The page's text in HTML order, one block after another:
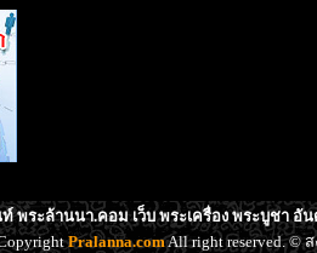
พระล้านนา.คอม เว็บ พระเครื่อง พระบูชา อั
Pralanna.comAll right reserved. ©